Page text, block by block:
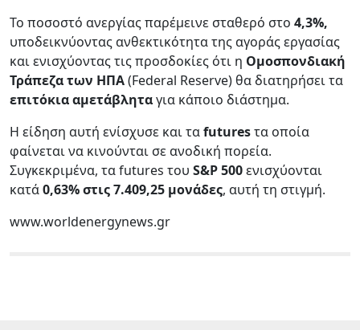
Το ποσοστό ανεργίας παρέμεινε σταθερό στο 4,3%,
υποδεικνύοντας ανθεκτικότητα της αγοράς εργασίας
και ενισχύοντας τις προσδοκίες ότι η Ομοσπονδιακή
Τράπεζα των ΗΠΑ(Federal Reserve) θα διατηρήσει τα
επιτόκια αμετάβληταγια κάποιο διάστημα.
Η είδηση αυτή ενίσχυσε και ταfuturesτα οποία
φαίνεται να κινούνται σε ανοδική πορεία.
Συγκεκριμένα, τα futures του S&P500ενισχύονται
κατά0,63% στις 7.409,25 μονάδες, αυτή τη στιγμή.
www.worldenergynews.gr